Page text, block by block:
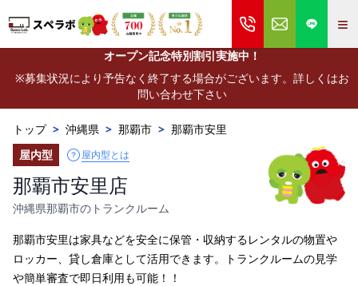
≡
オープン記念特別割引実施中！
※募集状況により予告なく終了する場合がございます。詳しくはお
問い合わせ下さい
トップ > 沖縄県 > 那覇市 > 那覇市安里
屋内型
屋内型とは
那覇市安里店
沖縄県那覇市のトランクルーム
那覇市安里は家具などを安全に保管・収納するレンタルの物置や
ロッカー、貸し倉庫として活用できます。トランクルームの見学
や簡単審査で即日利用も可能！！